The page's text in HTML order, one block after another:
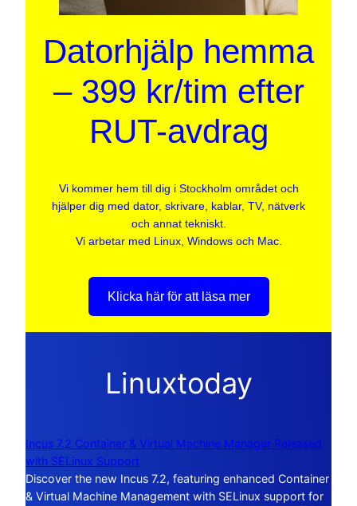
Datorhjälp hemma
– 399 kr/tim efter
RUT-avdrag
Vi kommer hem till dig i Stockholm området och
hjälper dig med dator, skrivare, kablar, TV, nätverk
och annat tekniskt.
Vi arbetar med Linux, Windows och Mac.
Klicka här för att läsa mer
Linuxtoday
Incus 7.2 Container & Virtual Machine Manager Released
with SELinux Support
Discover the new Incus 7.2, featuring enhanced Container
& Virtual Machine Management with SELinux support for